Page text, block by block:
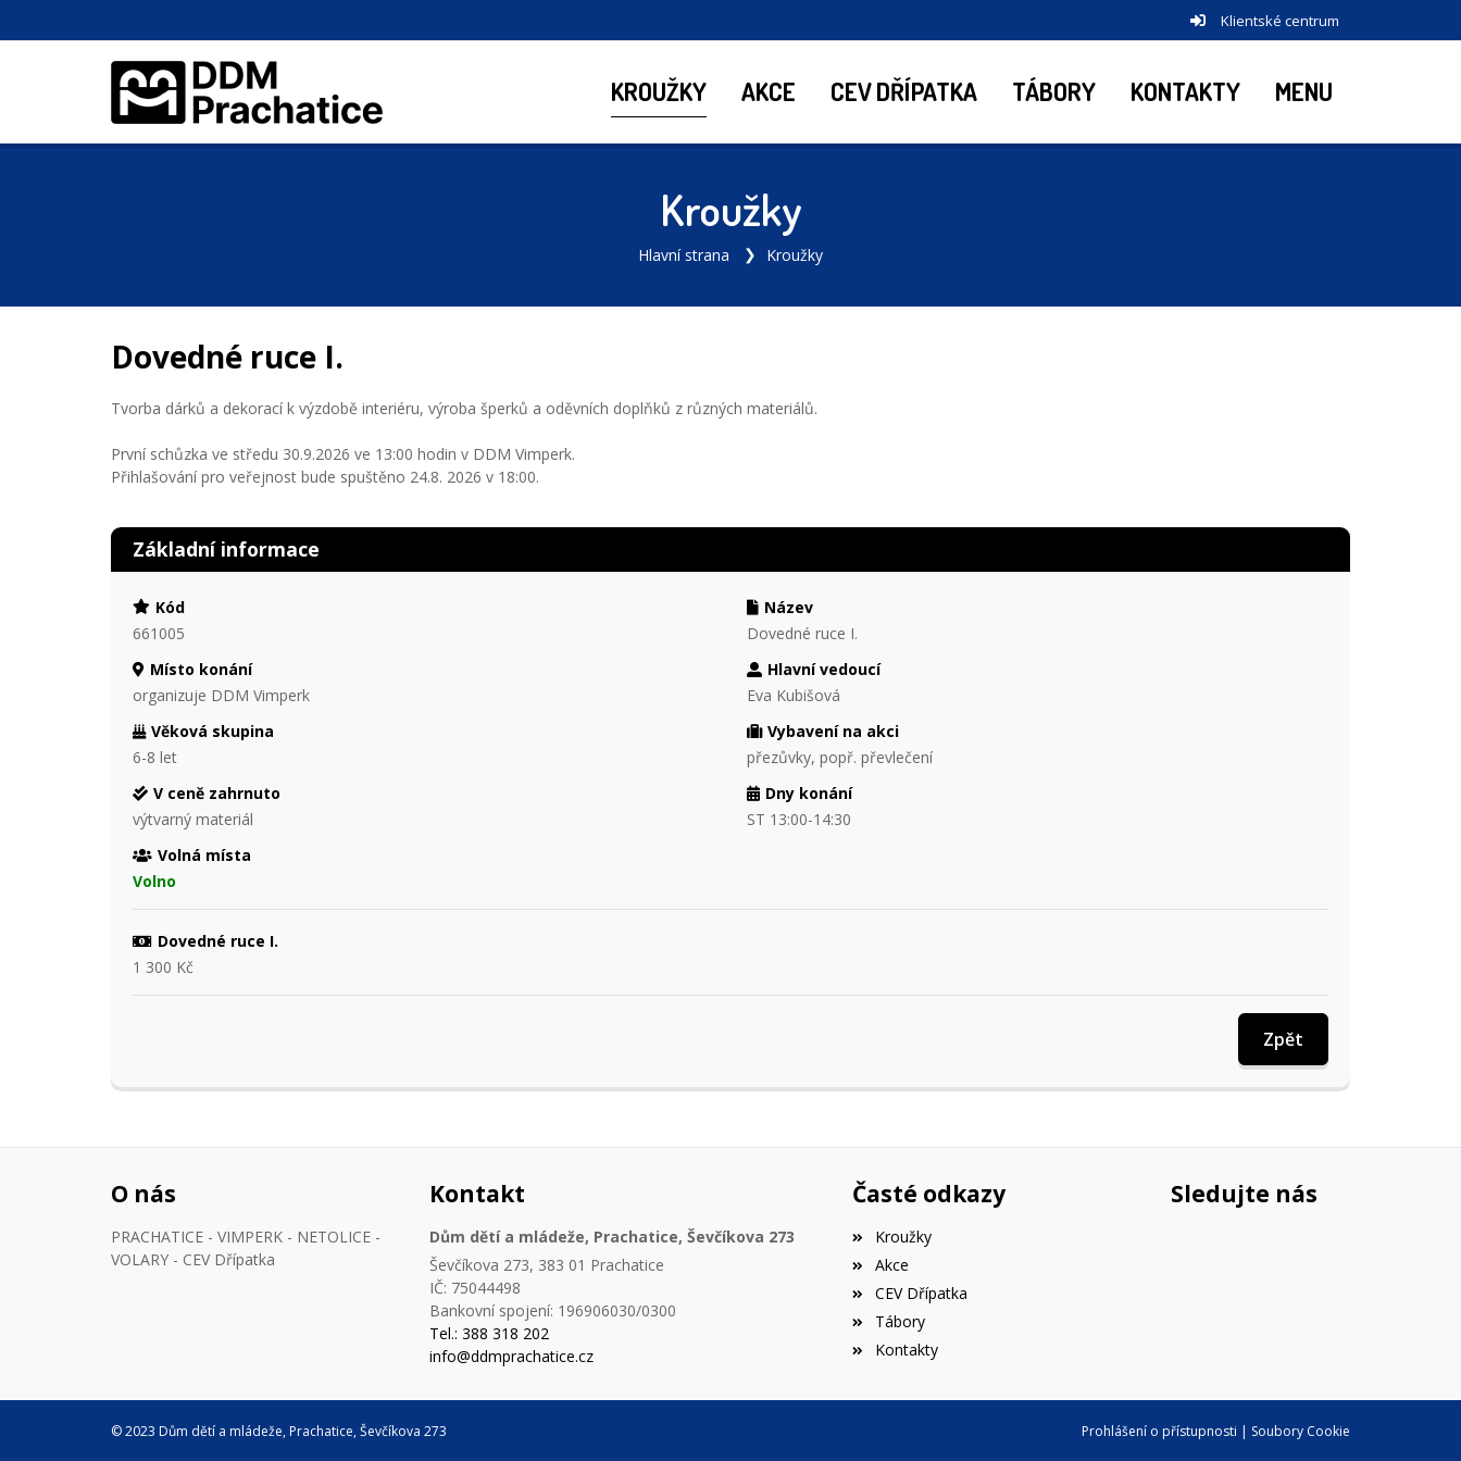
Klientské centrum
KROUŽKY AKCE CEV DŘÍPATKA TÁBORY KONTAKTY MENU
Kroužky
Hlavní strana Kroužky
Dovedné ruce I.
Tvorba dárků a dekorací k výzdobě interiéru, výroba šperků a oděvních doplňků z různých materiálů.
První schůzka ve středu 30.9.2026 ve 13:00 hodin v DDM Vimperk.
Přihlašování pro veřejnost bude spuštěno 24.8. 2026 v 18:00.
Základní informace
Kód
661005
Název
Dovedné ruce I.
Místo konání
organizuje DDM Vimperk
Hlavní vedoucí
Eva Kubišová
Věková skupina
6-8 let
Vybavení na akci
přezůvky, popř. převlečení
V ceně zahrnuto
výtvarný materiál
Dny konání
ST 13:00-14:30
Volná místa
Volno
Dovedné ruce I.
1 300 Kč
Zpět
O nás
PRACHATICE - VIMPERK - NETOLICE -
VOLARY - CEV Dřípatka
Kontakt
Dům dětí a mládeže, Prachatice, Ševčíkova 273
Ševčíkova 273, 383 01 Prachatice
IČ: 75044498
Bankovní spojení: 196906030/0300
Tel.: 388 318 202
info@ddmprachatice.cz
Časté odkazy
Kroužky
Akce
CEV Dřípatka
Tábory
Kontakty
Sledujte nás
© 2023 Dům dětí a mládeže, Prachatice, Ševčíkova 273 Prohlášení o přístupnosti | Soubory Cookie